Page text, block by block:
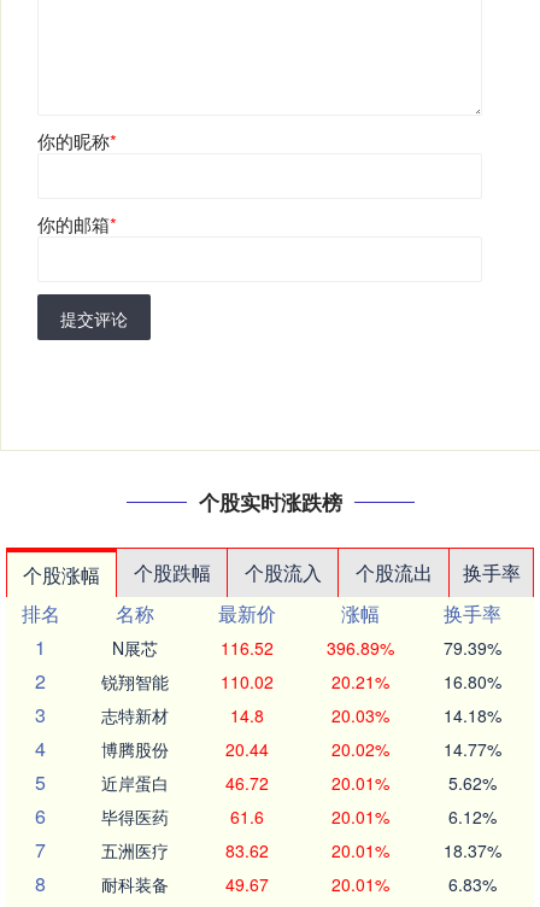
你的昵称*
你的邮箱*
提交评论
个股实时涨跌榜
个股涨幅 个股跌幅 个股流入 个股流出
换手率
排名
名称 最新价 涨幅
换手率
1
N展芯 116.52 396.89% 79.39%
2 锐翔智能 110.02 20.21% 16.80%
3 志特新材 14.8 20.03% 14.18%
4 博腾股份 20.44 20.02% 14.77%
5 近岸蛋白 46.72 20.01% 5.62%
6 毕得医药 61.6 20.01% 6.12%
7 五洲医疗 83.62 20.01% 18.37%
8 耐科装备 49.67 20.01% 6.83%